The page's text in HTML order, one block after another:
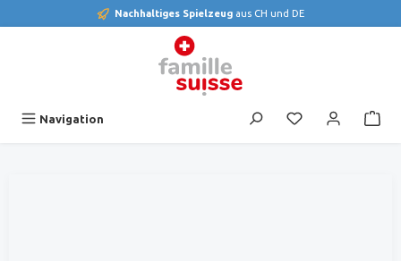
Nachhaltiges Spielzeug aus CH und DE
Navigation Du hast 0